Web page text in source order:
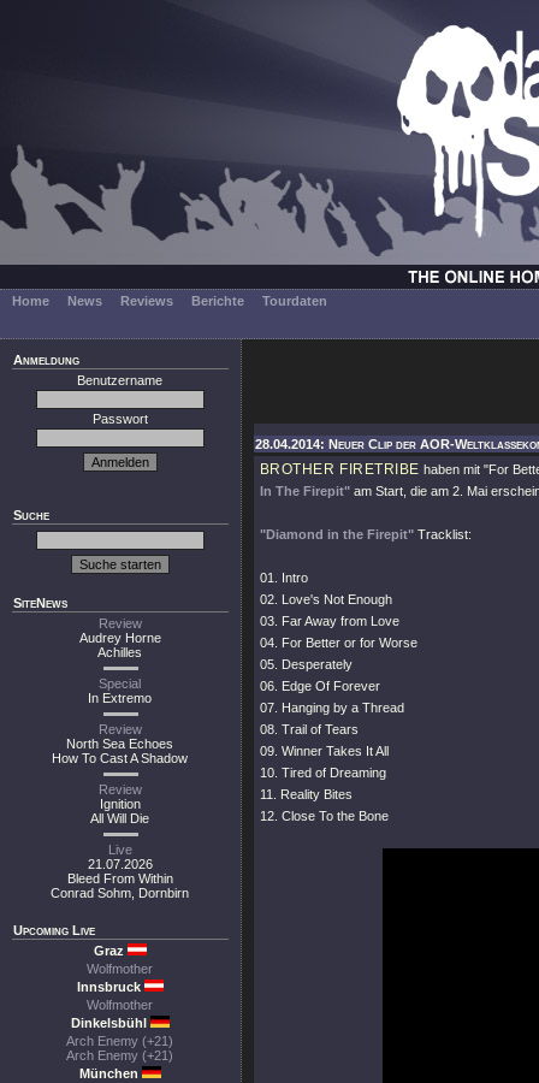
Home News Reviews Berichte Tourdaten
Anmeldung
Benutzername
Passwort
Suche
SiteNews
Review
Audrey Horne
Achilles
Special
In Extremo
Review
North Sea Echoes
How To Cast A Shadow
Review
Ignition
All Will Die
Live
21.07.2026
Bleed From Within
Conrad Sohm, Dornbirn
Upcoming Live
Graz
Wolfmother
Innsbruck
Wolfmother
Dinkelsbühl
Arch Enemy (+21)
Arch Enemy (+21)
München
28.04.2014: Neuer Clip der AOR-
BROTHER FIRETRIBE haben mit "For
In The Firepit" am Start, die am 2. Mai
"Diamond in the Firepit" Tracklist:
01. Intro
02. Love's Not Enough
03. Far Away from Love
04. For Better or for Worse
05. Desperately
06. Edge Of Forever
07. Hanging by a Thread
08. Trail of Tears
09. Winner Takes It All
10. Tired of Dreaming
11. Reality Bites
12. Close To the Bone